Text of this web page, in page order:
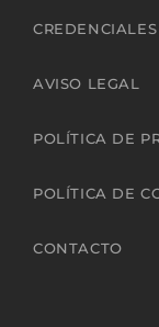
CREDENCIALES
AVISO LEGAL
POLÍTICA DE
POLÍTICA DE
CONTACTO